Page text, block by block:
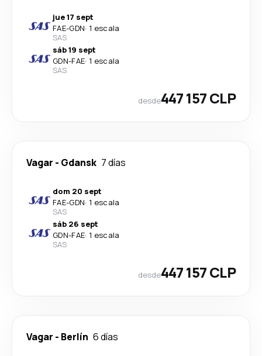
jue 17 sept
FAE-GDN· 1 escala
SAS
sáb 19 sept
GDN-FAE· 1 escala
SAS
desde447 157 CLP
Vagar - Gdansk 7 días
dom 20 sept
FAE-GDN· 1 escala
SAS
sáb 26 sept
GDN-FAE· 1 escala
SAS
desde447 157 CLP
Vagar - Berlín 6 días